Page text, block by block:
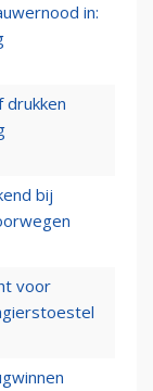
in:
drukken
bij
voor